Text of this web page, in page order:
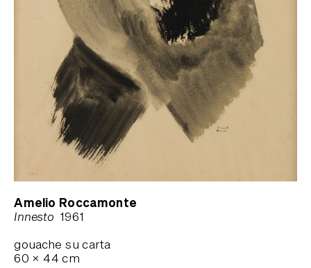
Amelio Roccamonte
Innesto 1961
gouache su carta
60 ×44 cm